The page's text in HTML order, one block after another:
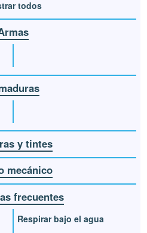
todos
y tintes
mecánico
frecuentes
Respirar bajo el agua